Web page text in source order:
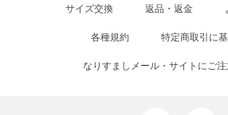
サイズ交換 返品・返金
各種規約 特定商取引に
なりすましメール・サイトにご